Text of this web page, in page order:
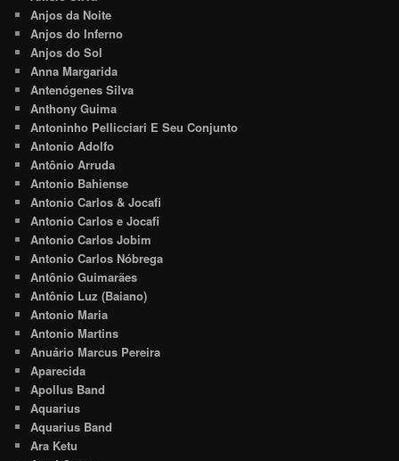
Anjos da Noite
Anjos do Inferno
Anjos do Sol
Anna Margarida
Antenógenes Silva
Anthony Guima
Antoninho Pellicciari E Seu Conjunto
Antonio Adolfo
Antônio Arruda
Antonio Bahiense
Antonio Carlos & Jocafi
Antonio Carlos e Jocafi
Antonio Carlos Jobim
Antonio Carlos Nóbrega
Antônio Guimarães
Antônio Luz (Baiano)
Antonio Maria
Antonio Martins
Anuário Marcus Pereira
Aparecida
Apollus Band
Aquarius
Aquarius Band
Ara Ketu